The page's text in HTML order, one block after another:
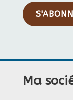
Ma